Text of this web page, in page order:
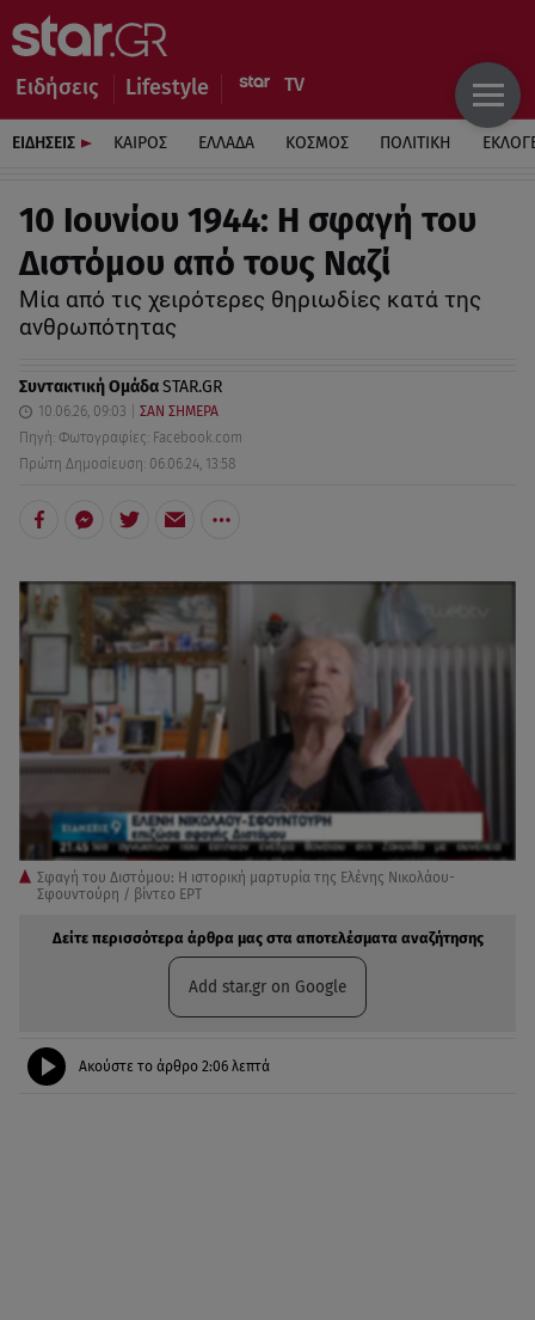
Ειδήσεις Lifestyle
ΕΙΔΗΣΕΙΣ ΚΑΙΡΟΣ ΕΛΛΑΔΑ ΚΟΣΜΟΣ ΠΟΛΙΤΙΚΗ
10 Ιουνίου 1944: Η σφαγή του
Διστόμου από τους Ναζί
Μία από τις χειρότερες θηριωδίες κατά της
ανθρωπότητας
Συντακτική ΟμάδαSTAR.GR
10.06.26, 09:03
ΣΑΝ ΣΗΜΕΡΑ
Πηγή: Φωτογραφίες: Facebook.com
Πρώτη Δημοσίευση: 06.06.24, 13:58
Σφαγή του Διστόμου: Η ιστορική μαρτυρία της Ελένης Νικολάου-
Σφουντούρη / βίντεο ΕΡΤ
Δείτε περισσότερα άρθρα μας στα αποτελέσματα αναζήτησης
Add star.gr on Google
Ακούστε το άρθρο 2:06 λεπτά